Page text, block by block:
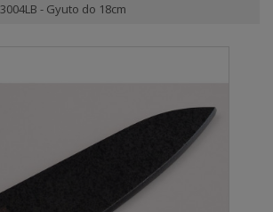
- Gyuto do 18cm